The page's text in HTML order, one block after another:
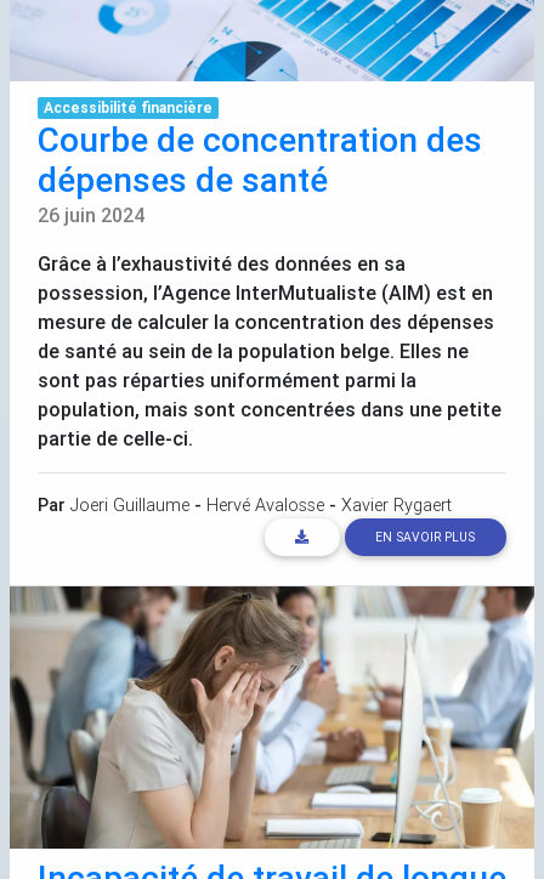
Accessibilité financière
Courbe de concentration des
dépenses de santé
26 juin 2024
Grâce à l’exhaustivité des données en sa
possession, l’Agence InterMutualiste (AIM) est en
mesure de calculer la concentration des dépenses
de santé au sein de la population belge. Elles ne
sont pas réparties uniformément parmi la
population, mais sont concentrées dans une petite
partie de celle-ci.
Par Joeri Guillaume - Hervé Avalosse - Xavier Rygaert
EN SAVOIR PLUS